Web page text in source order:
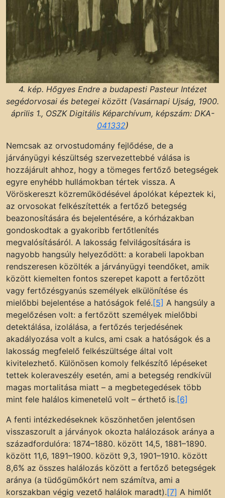
4. kép. Hőgyes Endre a budapesti Pasteur Intézet
segédorvosai és betegei között (Vasárnapi Ujság, 1900.
április 1., OSZK Digitális Képarchívum, képszám: DKA-
041332)
Nemcsak az orvostudomány fejlődése, de a
járványügyi készültség szervezettebbé válása is
hozzájárult ahhoz, hogy a tömeges fertőző betegségek
egyre enyhébb hullámokban tértek vissza. A
Vöröskereszt közreműködésével ápolókat képeztek ki,
az orvosokat felkészítették a fertőző betegség
beazonosítására és bejelentésére, a kórházakban
gondoskodtak a gyakoribb fertőtlenítés
megvalósításáról. A lakosság felvilágosítására is
nagyobb hangsúly helyeződött: a korabeli lapokban
rendszeresen közölték a járványügyi teendőket, amik
között kiemelten fontos szerepet kapott a fertőzött
vagy fertőzésgyanús személyek elkülönítése és
mielőbbi bejelentése a hatóságok felé.[5] A hangsúly a
megelőzésen volt: a fertőzött személyek mielőbbi
detektálása, izolálása, a fertőzés terjedésének
akadályozása volt a kulcs, ami csak a hatóságok és a
lakosság megfelelő felkészültsége által volt
kivitelezhető. Különösen komoly felkészítő lépéseket
tettek koleraveszély esetén, ami a betegség rendkívül
magas mortalitása miatt – a megbetegedések több
mint fele halálos kimenetelű volt – érthető is.[6]
A fenti intézkedéseknek köszönhetően jelentősen
visszaszorult a járványok okozta halálozások aránya a
századfordulóra: 1874–1880. között 14,5, 1881–1890.
között 11,6, 1891–1900. között 9,3, 1901–1910. között
8,6% az összes halálozás között a fertőző betegségek
aránya (a tüdőgümőkórt nem számítva, ami a
korszakban végig vezető halálok maradt).[7] A himlőt